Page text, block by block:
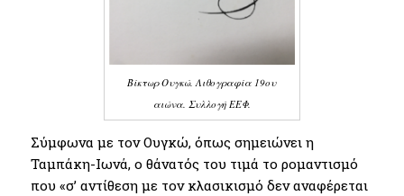
Βίκτωρ Ουγκώ. Λιθογραφία 19ου
αιώνα. Συλλογή ΕΕΦ.
Σύμφωνα με τον Ουγκώ, όπως σημειώνει η
Ταμπάκη-Ιωνά, ο θάνατός του τιμά το ρομαντισμό
που «σ’ αντίθεση με τον κλασικισμό δεν αναφέρεται